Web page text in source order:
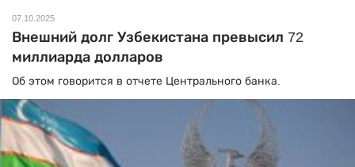
07.10.2025
Внешний долг Узбекистана превысил 72
миллиарда долларов
Об этом говорится в отчете Центрального банка.